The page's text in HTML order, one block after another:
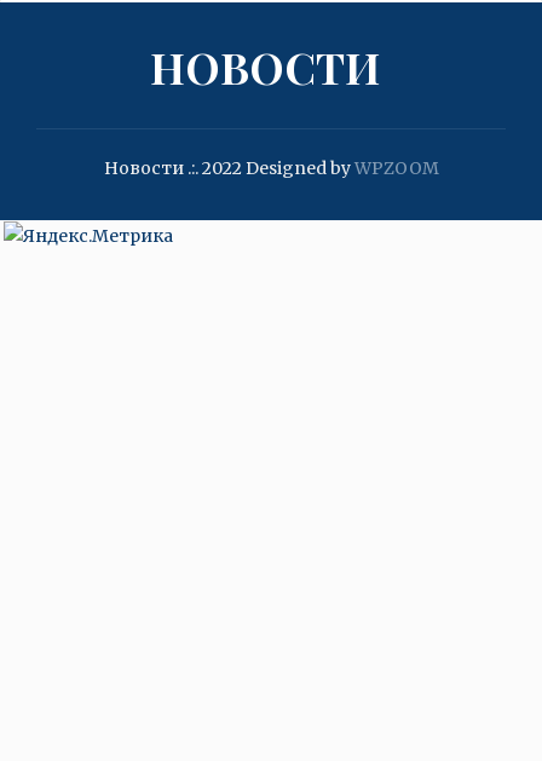
НОВОСТИ
Новости .:. 2022Designed byWPZOOM